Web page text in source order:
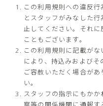
この利用規則への違反
とスタッフがみなした
止してください。それに
こともございます。
この利用規則に記載が
により、持込みおよび
ご容赦いただく場合が
い。
スタッフの指示にもか